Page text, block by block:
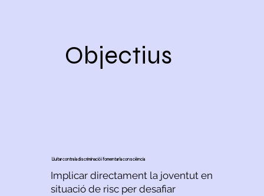
Objectius
Lluitar contra la discriminació i fomentar la consciència
Implicar directament la joventut en
situació de risc per desafiar